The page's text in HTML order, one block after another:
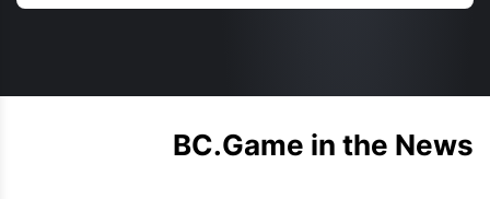
BC.Game in the News